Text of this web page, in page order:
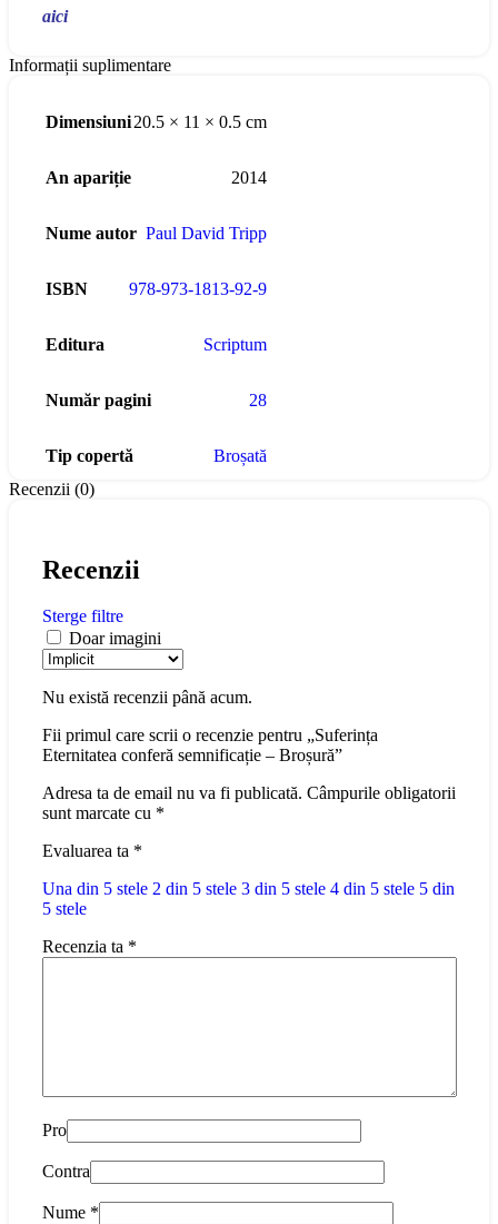
aici
Informații suplimentare
Dimensiuni20.5 × 11 × 0.5 cm
An apariție 2014
Nume autor Paul David Tripp
ISBN 978-973-1813-92-9
Editura Scriptum
Număr pagini 28
Tip copertă
Broșată
Recenzii (0)
Recenzii
Sterge filtre
Doar imagini
Nu există recenzii până acum.
Fii primul care scrii o recenzie pentru „Suferința
Eternitatea conferă semnificație – Broșură”
Adresa ta de email nu va fi publicată. Câmpurile obligatorii
sunt marcate cu *
Evaluarea ta *
Una din 5 stele 2 din 5 stele 3 din 5 stele 4 din 5 stele 5 din
5 stele
Recenzia ta *
Pro
Contra
Nume *